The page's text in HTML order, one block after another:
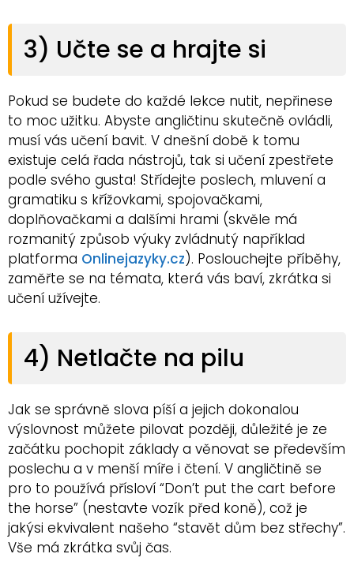
3) Učte se a hrajte si
Pokud se budete do každé lekce nutit, nepřinese
to moc užitku. Abyste angličtinu skutečně ovládli,
musí vás učení bavit. V dnešní době k tomu
existuje celá řada nástrojů, tak si učení zpestřete
podle svého gusta! Střídejte poslech, mluvení a
gramatiku s křížovkami, spojovačkami,
doplňovačkami a dalšími hrami (skvěle má
rozmanitý způsob výuky zvládnutý například
platforma Onlinejazyky.cz). Poslouchejte příběhy,
zaměřte se na témata, která vás baví, zkrátka si
učení užívejte.
4) Netlačte na pilu
Jak se správně slova píší a jejich dokonalou
výslovnost můžete pilovat později, důležité je ze
začátku pochopit základy a věnovat se především
poslechu a v menší míře i čtení. V angličtině se
pro to používá přísloví “Don’t put the cart before
the horse” (nestavte vozík před koně), což je
jakýsi ekvivalent našeho “stavět dům bez střechy”.
Vše má zkrátka svůj čas.